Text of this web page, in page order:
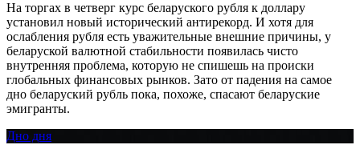
На торгах в четверг курс беларуского рубля к доллару
установил новый исторический антирекорд. И хотя для
ослабления рубля есть уважительные внешние причины, у
беларуской валютной стабильности появилась чисто
внутренняя проблема, которую не спишешь на происки
глобальных финансовых рынков. Зато от падения на самое
дно беларуский рубль пока, похоже, спасают беларуские
эмигранты.
Дно дня